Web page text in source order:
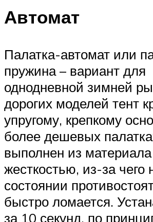
Автомат
Палатка-автомат или
пружина – вариант для
однодневной зимней
дорогих моделей тент
упругому, крепкому
более дешевых
выполнен из материала
жесткостью, из-за чего
состоянии
быстро ломается.
за 10 секунд, по